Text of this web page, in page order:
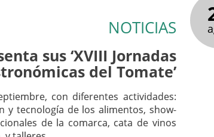
NOTICIAS
sus ‘XVIII Jornadas
del Tomate’
con diferentes actividades:
y tecnología de los alimentos, show-
de la comarca, cata de vinos